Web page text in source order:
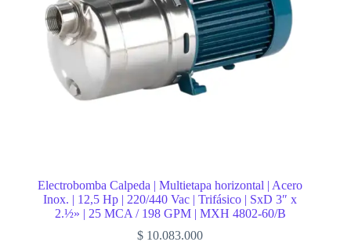
Electrobomba Calpeda | Multietapa horizontal | Acero
Inox. | 12,5 Hp | 220/440 Vac | Trifásico | SxD 3″ x
2.½» | 25 MCA / 198 GPM | MXH 4802-60/B
$ 10.083.000